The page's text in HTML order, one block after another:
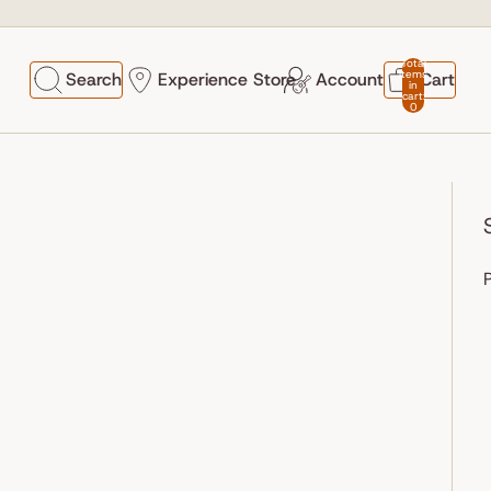
Search Experience Store Account
Total
items
in
cart:
0
Cart